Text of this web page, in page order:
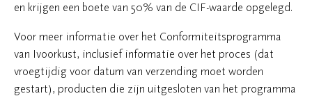
en krijgen een boete van 50% van de CIF-waarde opgelegd.
Voor meer informatie over het Conformiteitsprogramma
van Ivoorkust, inclusief informatie over het proces (dat
vroegtijdig voor datum van verzending moet worden
gestart), producten die zijn uitgesloten van het programma